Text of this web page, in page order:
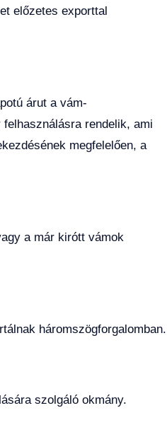
előzetes exporttal
árut a vám-
rendelik, ami
megfelelően, a
a már kirótt vámok
háromszögforgalomban.
szolgáló okmány.